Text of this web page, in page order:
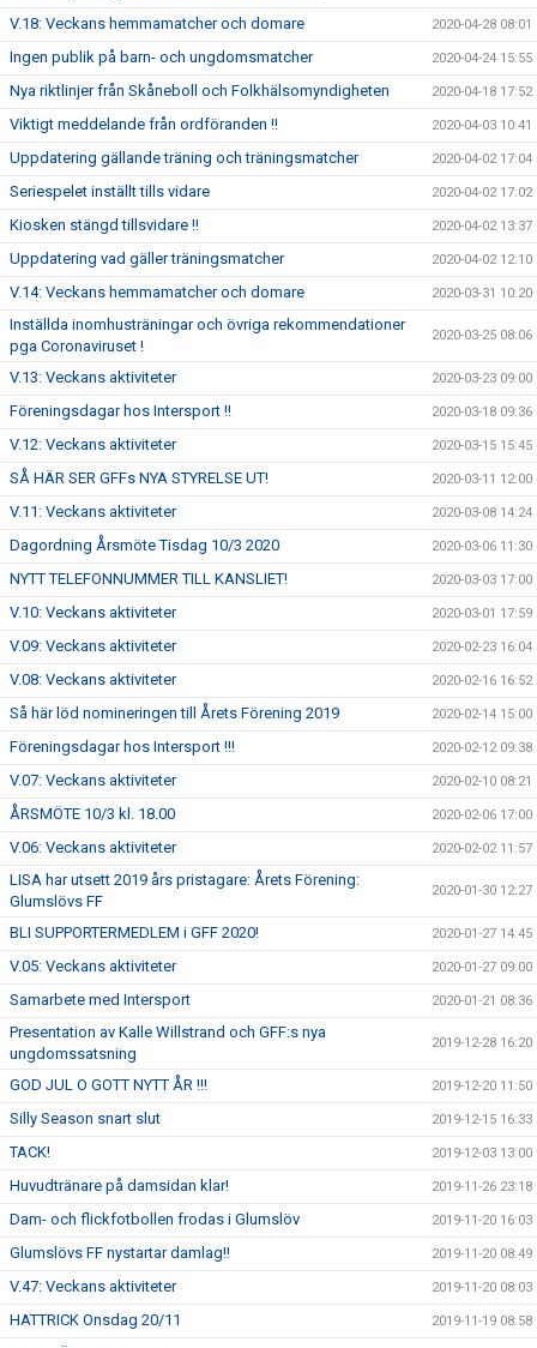
V.18: Veckans hemmamatcher och domare 2020-04-28 08:01
Ingen publik på barn- och ungdomsmatcher 2020-04-24 15:55
Nya riktlinjer från Skåneboll och Folkhälsomyndigheten 2020-04-18 17:52
Viktigt meddelande från ordföranden !! 2020-04-03 10:41
Uppdatering gällande träning och träningsmatcher 2020-04-02 17:04
Seriespelet inställt tills vidare 2020-04-02 17:02
Kiosken stängd tillsvidare !! 2020-04-02 13:37
Uppdatering vad gäller träningsmatcher 2020-04-02 12:10
V.14: Veckans hemmamatcher och domare 2020-03-31 10:20
Inställda inomhusträningar och övriga rekommendationer
pga Coronaviruset !
2020-03-25 08:06
V.13: Veckans aktiviteter 2020-03-23 09:00
Föreningsdagar hos Intersport !! 2020-03-18 09:36
V.12: Veckans aktiviteter 2020-03-15 15:45
SÅ HÄR SER GFFs NYA STYRELSE UT! 2020-03-11 12:00
V.11: Veckans aktiviteter 2020-03-08 14:24
Dagordning Årsmöte Tisdag 10/3 2020 2020-03-06 11:30
NYTT TELEFONNUMMER TILL KANSLIET! 2020-03-03 17:00
V.10: Veckans aktiviteter 2020-03-01 17:59
V.09: Veckans aktiviteter 2020-02-23 16:04
V.08: Veckans aktiviteter 2020-02-16 16:52
Så här löd nomineringen till Årets Förening 2019 2020-02-14 15:00
Föreningsdagar hos Intersport !!! 2020-02-12 09:38
V.07: Veckans aktiviteter 2020-02-10 08:21
ÅRSMÖTE 10/3 kl. 18.00 2020-02-06 17:00
V.06: Veckans aktiviteter 2020-02-02 11:57
LISA har utsett 2019 års pristagare: Årets Förening:
Glumslövs FF
2020-01-30 12:27
BLI SUPPORTERMEDLEM i GFF 2020! 2020-01-27 14:45
V.05: Veckans aktiviteter 2020-01-27 09:00
Samarbete med Intersport 2020-01-21 08:36
Presentation av Kalle Willstrand och GFF:s nya
ungdomssatsning
2019-12-28 16:20
GOD JUL O GOTT NYTT ÅR !!! 2019-12-20 11:50
Silly Season snart slut 2019-12-15 16:33
TACK! 2019-12-03 13:00
Huvudtränare på damsidan klar! 2019-11-26 23:18
Dam- och flickfotbollen frodas i Glumslöv 2019-11-20 16:03
Glumslövs FF nystartar damlag!! 2019-11-20 08:49
V.47: Veckans aktiviteter 2019-11-20 08:03
HATTRICK Onsdag 20/11 2019-11-19 08:58